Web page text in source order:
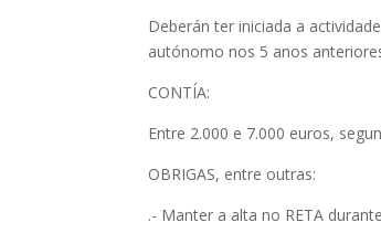
Deberán ter iniciada a
autónomo nos 5 anos
CONTÍA:
Entre 2.000 e 7.000 euros,
OBRIGAS, entre outras:
.- Manter a alta no RETA